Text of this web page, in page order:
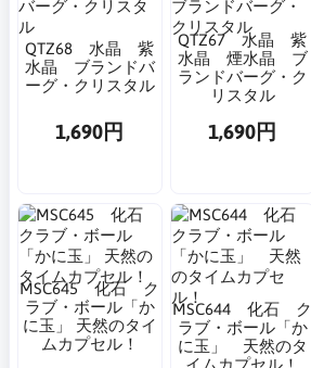
QTZ68 水晶 紫
水晶 ブランドバ
ーグ・クリスタル
1,690円
QTZ67 水晶 紫
水晶 煙水晶 ブ
ランドバーグ・ク
リスタル
1,690円
MSC645 化石 ク
ラブ・ボール「か
に玉」 天然のタイ
ムカプセル！
MSC644 化石 ク
ラブ・ボール「か
に玉」 天然のタ
イムカプセル！